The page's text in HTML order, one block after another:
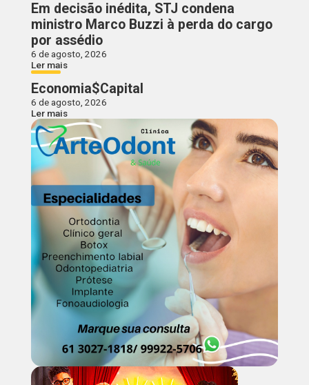
Em decisão inédita, STJ condena
ministro Marco Buzzi à perda do cargo
por assédio
6 de agosto, 2026
Ler mais
Economia$Capital
6 de agosto, 2026
Ler mais